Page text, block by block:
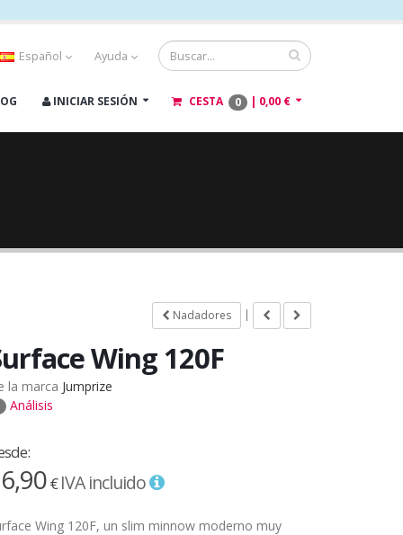
Español Ayuda
INICIAR SESIÓN CESTA 0 | 0,00 €
Nadadores |
Wing 120F
la marca Jumprize
Análisis
€IVA incluido
Wing 120F, un slim minnow moderno muy